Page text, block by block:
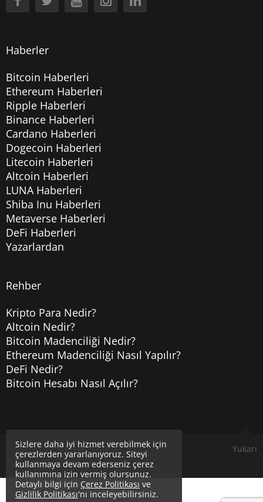
Haberler
Bitcoin Haberleri
Ethereum Haberleri
Ripple Haberleri
Binance Haberleri
Cardano Haberleri
Dogecoin Haberleri
Litecoin Haberleri
Altcoin Haberleri
LUNA Haberleri
Shiba Inu Haberleri
Metaverse Haberleri
DeFi Haberleri
Yazarlardan
Rehber
Kripto Para Nedir?
Altcoin Nedir?
Bitcoin Madenciliği Nedir?
Ethereum Madenciliği Nasıl Yapılır?
DeFi Nedir?
Bitcoin Hesabı Nasıl Açılır?
Yukarı
Copyright © 2020 Uzmancoin
Güncel Bitcoin Haberleri
Sizlere daha iyi hizmet verebilmek için
çerezlerden yararlanıyoruz. Siteyi
kullanmaya devam ederseniz çerez
kullanımına izin vermiş olursunuz.
Detaylı bilgi için Çerez Politikası ve
Gizlilik Politikası'nı inceleyebilirsiniz.